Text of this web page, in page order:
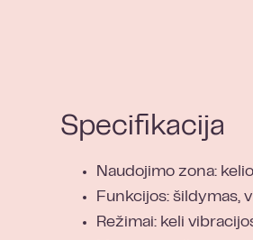
Specifikacija
Naudojimo zona:
Funkcijos: šildymas,
Režimai: keli